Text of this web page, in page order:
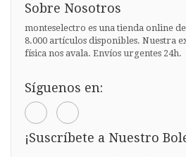
Sobre Nosotros
monteselectro es una tienda online
8.000 artículos disponibles. Nuestra
física nos avala. Envíos urgentes 24h.
Síguenos en:
¡Suscríbete a Nuestro